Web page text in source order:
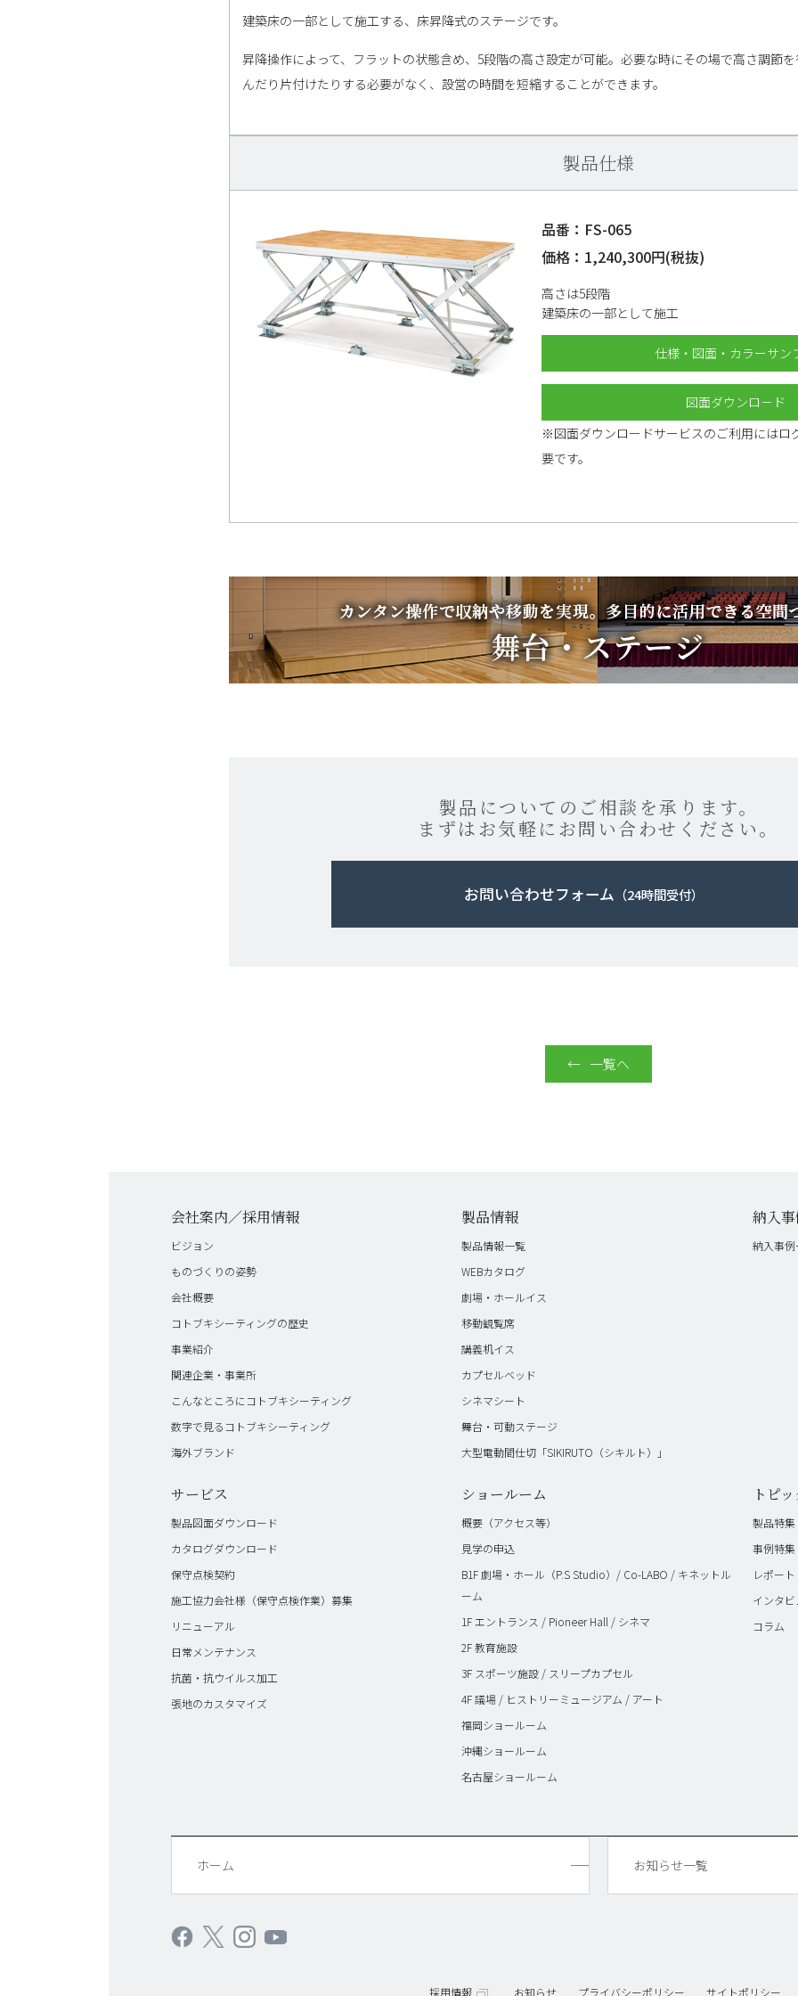
建築床の一部として施工する、床昇降式のステージです。
昇降操作によって、フラットの状態含め、5段階の高さ設定が可能。必要な時にその場で高さ調節
んだり片付けたりする必要がなく、設営の時間を短縮することができます。
製品仕様
品番：FS-065
価格：1,240,300円(税抜)
高さは5段階
建築床の一部として施工
仕様・図面・カラーサン
図面ダウンロ－ド
※図面ダウンロードサービスのご利用にはロ
要です。
製品についてのご相談を承ります。
まずはお気軽にお問い合わせください。
お問い合わせフォーム （24時間受付）
一覧へ
会社案内／採用情報
ビジョン
ものづくりの姿勢
会社概要
コトブキシーティングの歴史
事業紹介
関連企業・事業所
こんなところにコトブキシーティング
数字で見るコトブキシーティング
海外ブランド
製品情報
製品情報一覧
WEBカタログ
劇場・ホールイス
移動観覧席
講義机イス
カプセルベッド
シネマシート
舞台・可動ステージ
大型電動間仕切「SIKIRUTO（シキルト）」
納入
納入事例
サービス
製品図面ダウンロード
カタログダウンロード
保守点検契約
施工協力会社様（保守点検作業）募集
リニューアル
日常メンテナンス
抗菌・抗ウイルス加工
張地のカスタマイズ
ショールーム
概要（アクセス等）
見学の申込
B1F 劇場・ホール（P.S Studio）/ Co-LABO / キネットル
ーム
1F エントランス / Pioneer Hall / シネマ
2F 教育施設
3F スポーツ施設 / スリープカプセル
4F 議場 / ヒストリーミュージアム / アート
福岡ショールーム
沖縄ショールーム
名古屋ショールーム
トピ
製品特集
事例特集
レポート
インタビ
コラム
ホーム お知らせ一覧
採用情報 お知らせ プライバシーポリシー サイトポリシー